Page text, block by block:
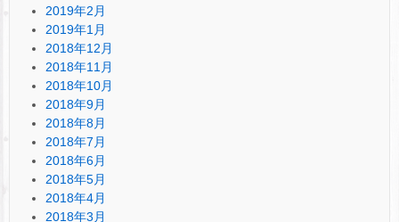
2019年2月
2019年1月
2018年12月
2018年11月
2018年10月
2018年9月
2018年8月
2018年7月
2018年6月
2018年5月
2018年4月
2018年3月